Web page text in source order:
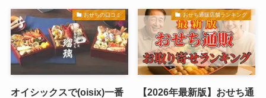
おせちの口コミ
オイシックスで(oisix)一番
おせち通販店舗ランキング
【2026年最新版】おせち通